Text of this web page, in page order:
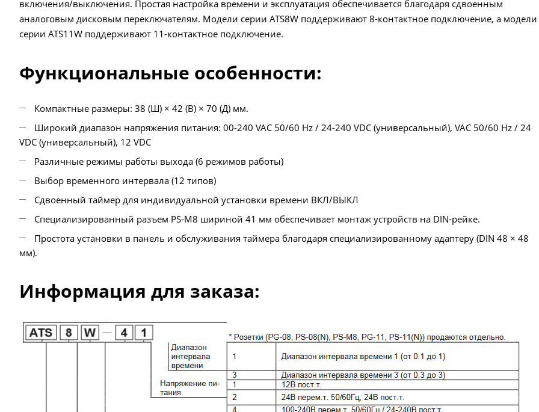
включения/выключения. Простая настройка времени и эксплуатация обеспечивается благодаря сдвоенным
аналоговым дисковым переключателям. Модели серии ATS8W поддерживают 8-контактное подключение, а модели
серии ATS11W поддерживают 11-контактное подключение.
Функциональные особенности:
Компактные размеры: 38 (Ш) × 42 (В) × 70 (Д) мм.
Широкий диапазон напряжения питания: 00-240 VAC 50/60 Hz / 24-240 VDC (универсальный), VAC 50/60 Hz / 24
VDC (универсальный), 12 VDC
Различные режимы работы выхода (6 режимов работы)
Выбор временного интервала (12 типов)
Сдвоенный таймер для индивидуальной установки времени ВКЛ/ВЫКЛ
Специализированный разъем PS-M8 шириной 41 мм обеспечивает монтаж устройств на DIN-рейке.
Простота установки в панель и обслуживания таймера благодаря специализированному адаптеру (DIN 48 × 48
мм).
Информация для заказа: